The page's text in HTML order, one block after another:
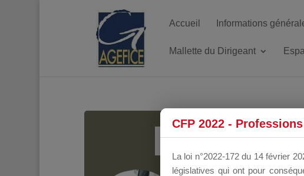
Accueil Informations
Mallette du Dirigeant
CFP 2022 -
La loi n°2022-172 du 14 février
législatives qui ont pour